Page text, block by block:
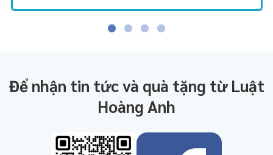
Để nhận tin tức và quà tặng từ Luật
Hoàng Anh